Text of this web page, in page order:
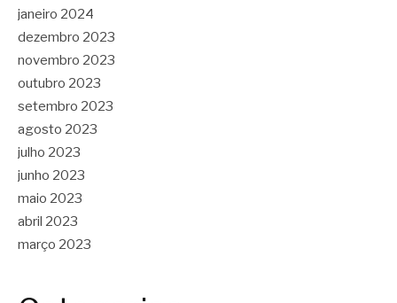
janeiro 2024
dezembro 2023
novembro 2023
outubro 2023
setembro 2023
agosto 2023
julho 2023
junho 2023
maio 2023
abril 2023
março 2023